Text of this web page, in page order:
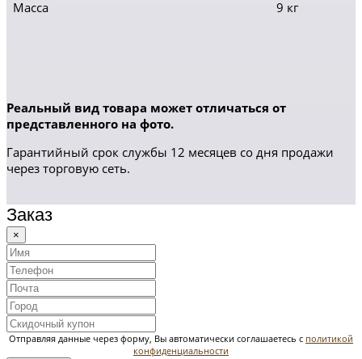
Масса 9 кг
Реальный вид товара может отличаться от
представленного на фото.
Гарантийный срок службы 12 месяцев со дня продажи
через торговую сеть.
Заказ
×
Отправляя данные через форму, Вы автоматически соглашаетесь с политикой
конфиденциальности